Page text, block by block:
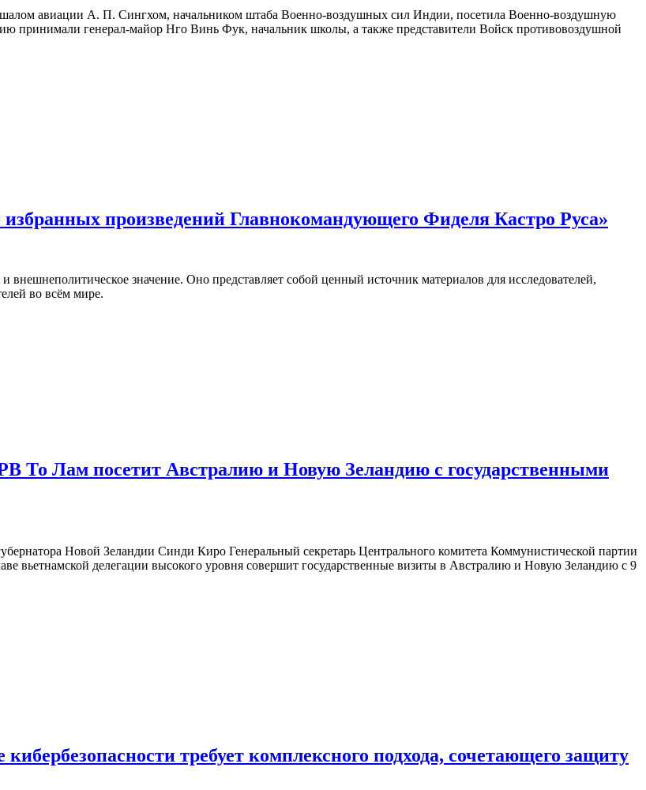
авиации А. П. Сингхом, начальником штаба Военно-воздушных сил Индии, посетила Военно-воздушную
принимали генерал-майор Нго Винь Фук, начальник школы, а также представители Войск противовоздушной
произведений Главнокомандующего Фиделя Кастро Руса»
внешнеполитическое значение. Оно представляет собой ценный источник материалов для исследователей,
во всём мире.
То Лам посетит Австралию и Новую Зеландию с государственными
Новой Зеландии Синди Киро Генеральный секретарь Центрального комитета Коммунистической партии
вьетнамской делегации высокого уровня совершит государственные визиты в Австралию и Новую Зеландию с 9
требует комплексного подхода, сочетающего защиту